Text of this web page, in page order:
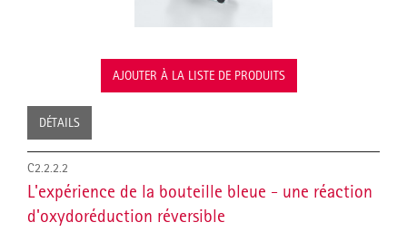
AJOUTER À LA LISTE DE PRODUITS
DÉTAILS
C2.2.2.2
L'expérience de la bouteille bleue - une réaction
d'oxydoréduction réversible